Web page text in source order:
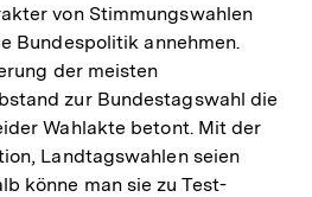
Fußnote
von Stimmungswahlen
Bundespolitik annehmen.
der meisten
zur Bundestagswahl die
Wahlakte betont. Mit der
Landtagswahlen seien
könne man sie zu Test-